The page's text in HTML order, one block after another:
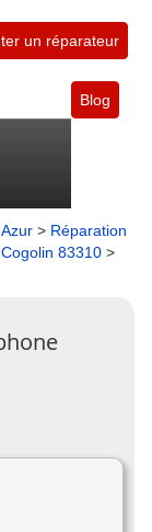
un réparateur
Blog
> Réparation
83310 >